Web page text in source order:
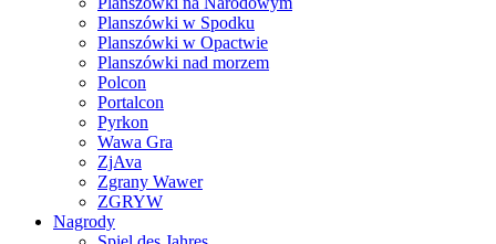
Planszówki w Spodku
Planszówki w Opactwie
Planszówki nad morzem
Polcon
Portalcon
Pyrkon
Wawa Gra
ZjAva
Zgrany Wawer
ZGRYW
Nagrody